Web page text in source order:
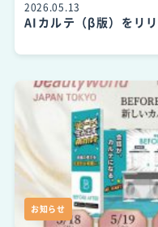
2026.05.13
AIカルテ（β版）をリリ
お知らせ